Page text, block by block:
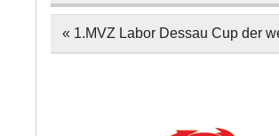
Beitragsnavigation
« 1.MVZ Labor Dessau Cup der